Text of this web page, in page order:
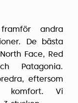
framför andra
De bästa
Face, Red
Patagonia.
eftersom
komfort. Vi